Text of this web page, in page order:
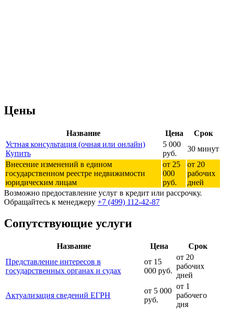
Цены
Название Цена
Срок
Устная консультация (очная или онлайн)
Купить
5 000
руб.
30 минут
Внесение изменений в едином
государственном реестре недвижимости
юридическим лицам
от 25
000
руб.
от 20
рабочих
дней
Возможно предоставление услуг в кредит или рассрочку.
Обращайтесь к менеджеру +7 (499) 112-42-87
Сопутствующие услуги
Название Цена
Срок
Представление интересов в
государственных органах и судах
от 15
000 руб.
от 20
рабочих
дней
Актуализация сведений ЕГРН
от 5 000
руб.
от 1
рабочего
дня